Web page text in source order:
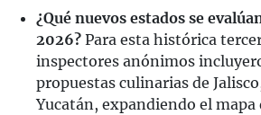
¿Qué nuevos estados se
2026? Para esta histórica
inspectores anónimos
propuestas culinarias de
Yucatán, expandiendo el mapa